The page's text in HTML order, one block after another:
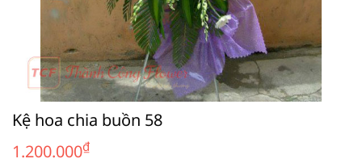
Kệ hoa chia buồn 58
1.200.000₫